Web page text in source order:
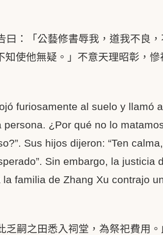
曰：「公藝修書辱我，道我不良
使他無疑。」不意天理昭彰，
furiosamente al suelo y llamó
¿Por qué no lo
Sus hijos dijeron: “Ten
Sin embargo, la
familia de Zhang Xu contrajo
嗣之田悉入祠堂，為祭祀費用